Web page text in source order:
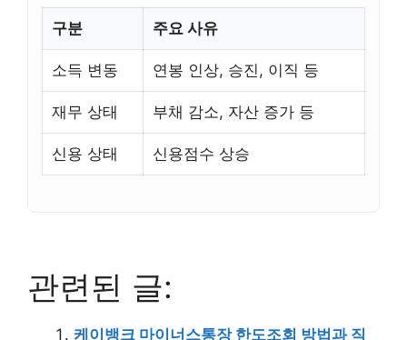
구분 주요 사유
소득 변동 연봉 인상, 승진, 이직 등
재무 상태 부채 감소, 자산 증가 등
신용 상태 신용점수 상승
관련된 글:
케이뱅크 마이너스통장 한도조회 방법과 직